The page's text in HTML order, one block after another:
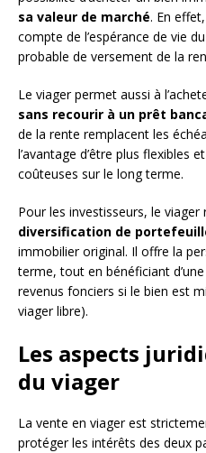
sa valeur de marché. En
compte de l’espérance de vie
probable de versement de la
Le viager permet aussi à
sans recourir à un prêt
de la rente remplacent les
l’avantage d’être plus flexibles
coûteuses sur le long terme.
Pour les investisseurs, le
diversification de
immobilier original. Il offre la
terme, tout en bénéficiant
revenus fonciers si le bien est
viager libre).
Les aspects
du viager
La vente en viager est
protéger les intérêts des deux